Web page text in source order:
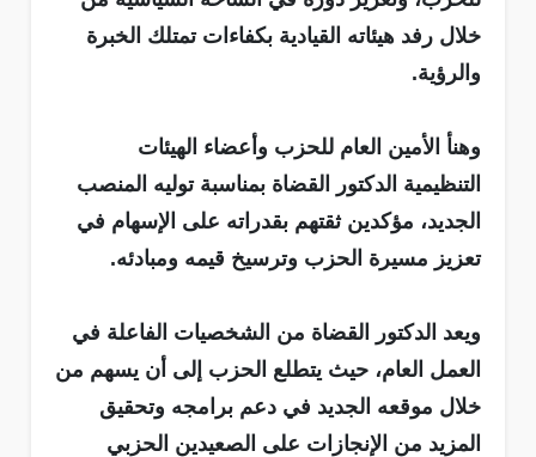
خلال رفد هيئاته القيادية بكفاءات تمتلك الخبرة
والرؤية.
وهنأ الأمين العام للحزب وأعضاء الهيئات
التنظيمية الدكتور القضاة بمناسبة توليه المنصب
الجديد، مؤكدين ثقتهم بقدراته على الإسهام في
تعزيز مسيرة الحزب وترسيخ قيمه ومبادئه.
ويعد الدكتور القضاة من الشخصيات الفاعلة في
العمل العام، حيث يتطلع الحزب إلى أن يسهم من
خلال موقعه الجديد في دعم برامجه وتحقيق
المزيد من الإنجازات على الصعيدين الحزبي